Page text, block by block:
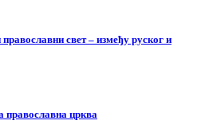
свет – између руског и
православна црква